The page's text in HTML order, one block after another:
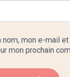
nom, mon e-mail
mon prochain